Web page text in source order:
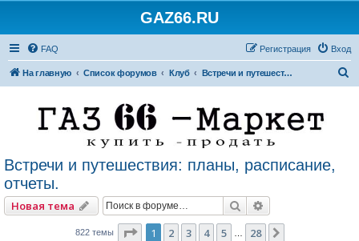
GAZ66.RU
FAQ Вход
Регистрация
На главную Список форумов Клуб Встречи и путешествия: планы, расписание, отчеты.
Встречи и путешествия: планы, расписание,
отчеты.
Новая тема Поиск
822 темы Страница из 28
1 2 3 4 5 28